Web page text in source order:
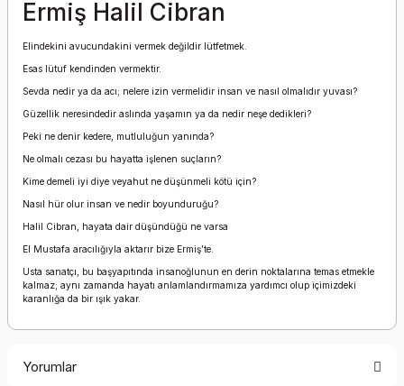
Ermiş Halil Cibran
Elindekini avucundakini vermek değildir lütfetmek.
Esas lütuf kendinden vermektir.
Sevda nedir ya da acı; nelere izin vermelidir insan ve nasıl olmalıdır yuvası?
Güzellik neresindedir aslında yaşamın ya da nedir neşe dedikleri?
Peki ne denir kedere, mutluluğun yanında?
Ne olmalı cezası bu hayatta işlenen suçların?
Kime demeli iyi diye veyahut ne düşünmeli kötü için?
Nasıl hür olur insan ve nedir boyunduruğu?
Halil Cibran, hayata dair düşündüğü ne varsa
El Mustafa aracılığıyla aktarır bize Ermiş’te.
Usta sanatçı, bu başyapıtında insanoğlunun en derin noktalarına temas etmekle
kalmaz; aynı zamanda hayatı anlamlandırmamıza yardımcı olup içimizdeki
karanlığa da bir ışık yakar.
Yorumlar